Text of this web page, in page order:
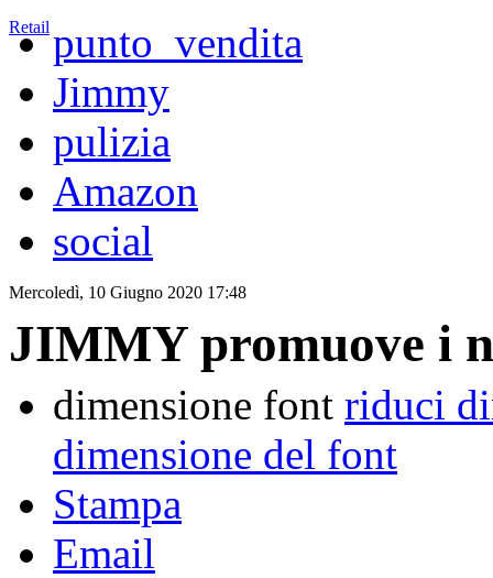
Retail punto_vendita
Jimmy
pulizia
Amazon
social
Mercoledì, 10 Giugno 2020 17:48
JIMMY promuove i
dimensione font riduci
dimensione del font
Stampa
Email